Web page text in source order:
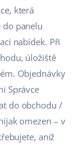
která
do panelu
nabídek. Při
úložiště
Objednávky
Správce
do obchodu /
omezen – v
aniž